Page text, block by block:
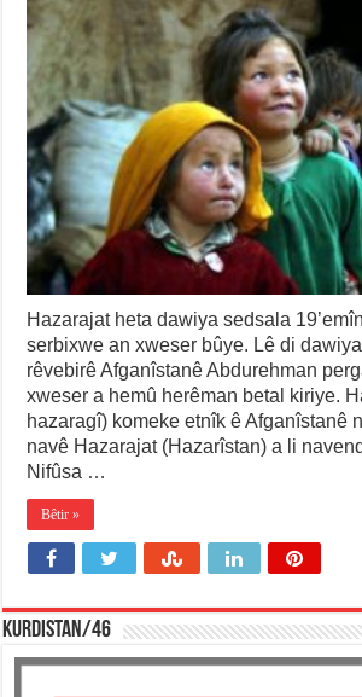
Hazarajat heta dawiya sedsala
serbixwe an xweser bûye. Lê di
rêvebirê Afganîstanê Abdurehman
xweser a hemû herêman betal kiriye.
hazaragî) komeke etnîk ê Afganîstanê
navê Hazarajat (Hazarîstan) a li
Nifûsa …
Bêtir »
KURDISTAN/46